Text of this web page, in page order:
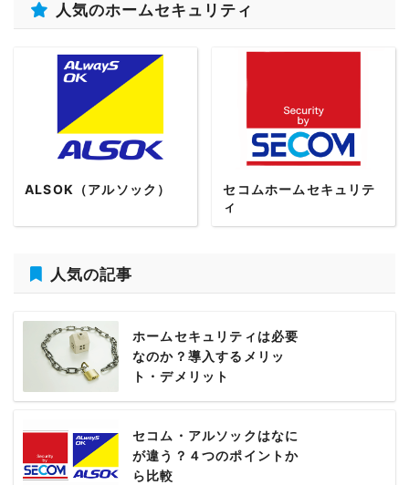
人気のホームセキュリティ
ALSOK（アルソック）
セコムホームセキュリテ
ィ
人気の記事
ホームセキュリティは必要
なのか？導入するメリッ
ト・デメリット
セコム・アルソックはなに
が違う？４つのポイントか
ら比較